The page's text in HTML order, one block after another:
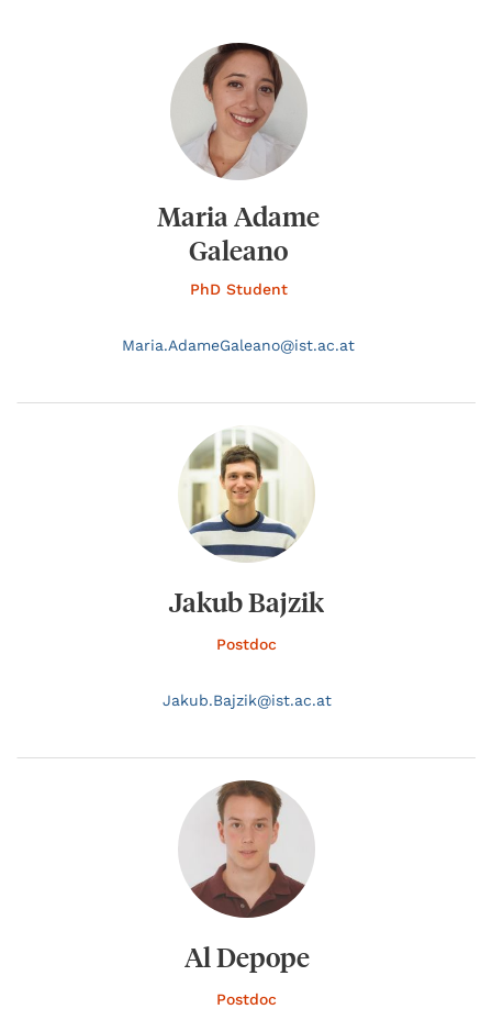
Maria Adame
Galeano
PhD Student
Maria.AdameGaleano@ist.ac.at
Jakub Bajzik
Postdoc
Jakub.Bajzik@ist.ac.at
Al Depope
Postdoc